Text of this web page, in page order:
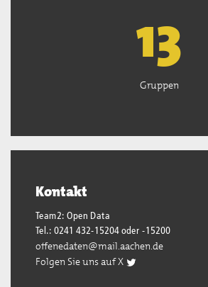
13
Gruppen
Kontakt
Team2: Open Data
Tel.: 0241 432-15204 oder -15200
offenedaten@mail.aachen.de
Folgen Sie uns auf X